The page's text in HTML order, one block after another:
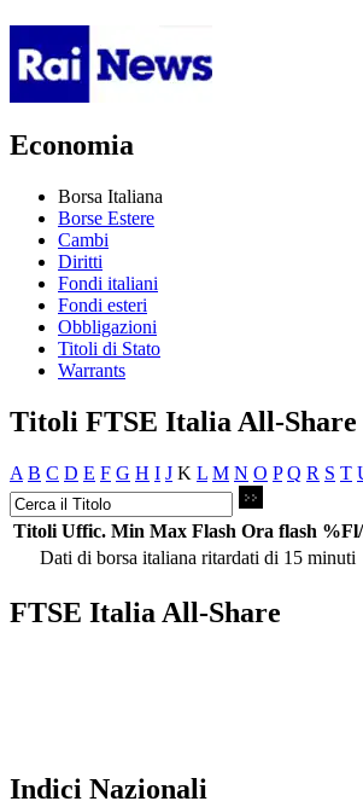
Economia
Borsa Italiana
Borse Estere
Cambi
Diritti
Fondi italiani
Fondi esteri
Obbligazioni
Titoli di Stato
Warrants
Titoli FTSE Italia All-Share
A B C D E F G H I J K L M N O P Q R S T
Titoli Uffic. Min Max Flash Ora flash
Dati di borsa italiana ritardati di 15 minuti
FTSE Italia All-Share
Indici Nazionali